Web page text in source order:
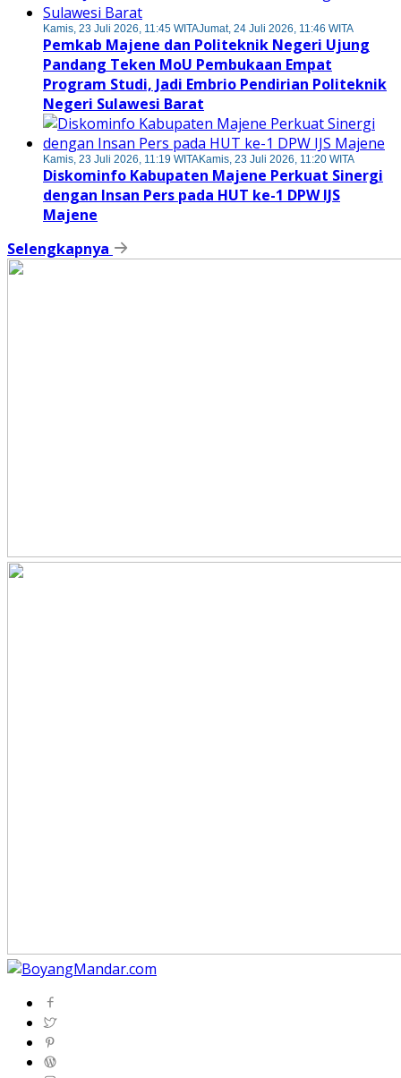
Kamis, 23 Juli 2026, 11:45 WITAJumat, 24 Juli 2026, 11:46 WITA
Pemkab Majene dan Politeknik Negeri Ujung
Pandang Teken MoU Pembukaan Empat
Program Studi, Jadi Embrio Pendirian Politeknik
Negeri Sulawesi Barat
Kamis, 23 Juli 2026, 11:19 WITAKamis, 23 Juli 2026, 11:20 WITA
Diskominfo Kabupaten Majene Perkuat Sinergi
dengan Insan Pers pada HUT ke-1 DPW IJS
Majene
Selengkapnya